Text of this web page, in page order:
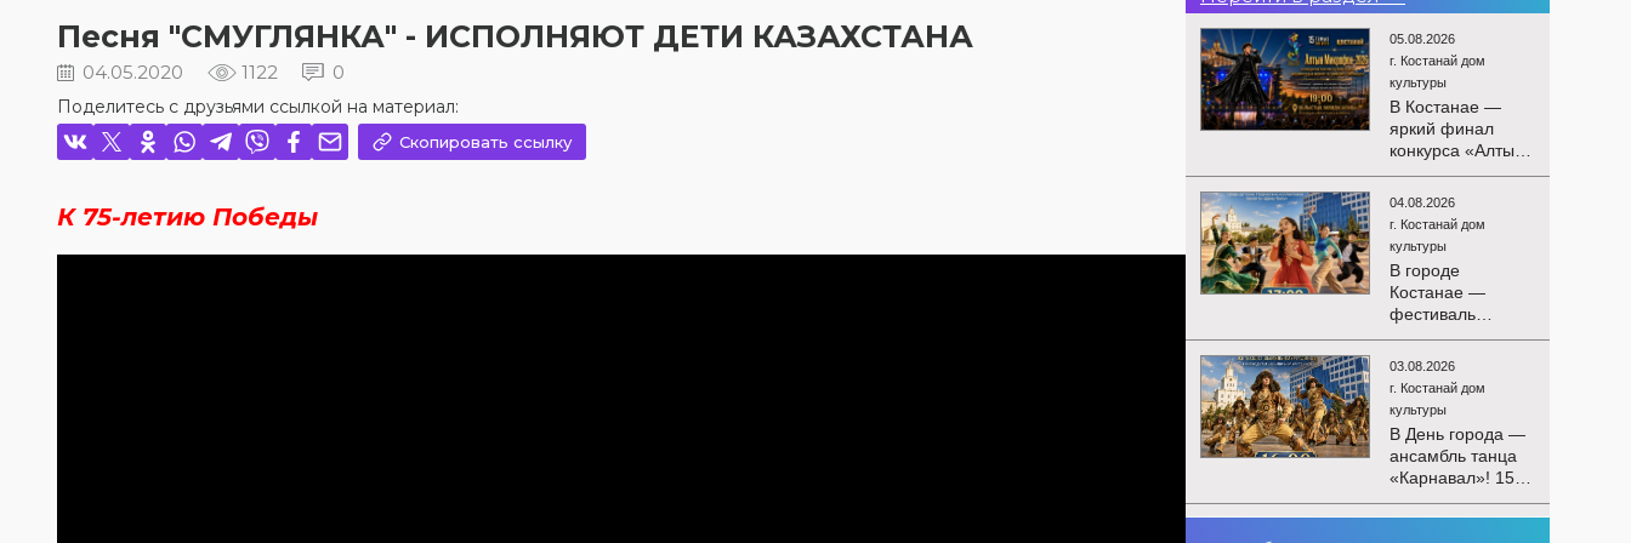
Песня "СМУГЛЯНКА" - ИСПОЛНЯЮТ ДЕТИ КАЗАХСТАНА
04.05.2020 1122 0
Поделитесь с друзьями ссылкой на материал:
Скопировать ссылку
К 75-летию Победы
05.08.2026
г. Костанай дом
культуры
В Костанае —
яркий финал
конкурса «Алтын
Микрофон-2026»!
15 августа
состоятся
церемония
награждения
победителей и
гала-концерт
Международного
конкурса
вокалистов! Вас
ждут яркие
выступления
лучших
исполнителей,
незабываемые
эмоции и особая
праздничная
04.08.2026
г. Костанай дом
культуры
В городе
Костанае —
фестиваль
детского
творчества
«Алтын дән»! 15
августа на
площади
областного
акимата
состоится
фестиваль
03.08.2026
г. Костанай дом
культуры
В День города —
ансамбль танца
«Карнавал»! 15
августа на
площади